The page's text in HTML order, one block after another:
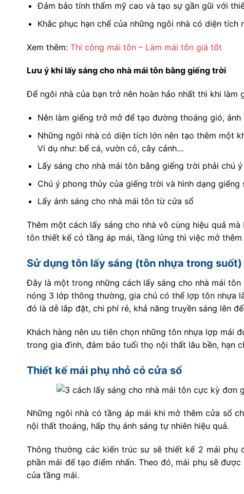
Đảm bảo tính thẩm mỹ cao và tạo sự gần gũi với
Khắc phục hạn chế của những ngôi nhà có diện tích
Xem thêm: Thi công mái tôn – Làm mái tôn giá tốt
Lưu ý khi lấy sáng cho nhà mái tôn bằng giếng trời
Để ngôi nhà của bạn trở nên hoàn hảo nhất thì khi làm
Nên làm giếng trở mở để tạo đường thoáng gió, ánh
Những ngôi nhà có diện tích lớn nên tạo thêm một
Ví dụ như: bể cá, vườn cỏ, cây cảnh…
Lấy sáng cho nhà mái tôn bằng giếng trời phải chú
Chú ý phong thủy của giếng trời và hình dạng giếng
Lấy ánh sáng cho nhà mái tôn từ cửa sổ
Thêm một cách lấy sáng cho nhà vô cùng hiệu quả
tôn thiết kế có tầng áp mái, tầng lửng thì việc mở
Sử dụng tôn lấy sáng (tôn nhựa trong suốt)
Đây là một trong những cách lấy sáng cho nhà mái
nóng 3 lớp thông thường, gia chủ có thể lợp tôn nhựa
đó là dễ lắp đặt, chi phí rẻ, khả năng truyền sáng lên
Khách hàng nên ưu tiên chọn những tôn nhựa lợp mái
trong gia đình, đảm bảo tuổi thọ nội thất lâu bền, hạn
Thiết kế mái phụ nhỏ có cửa sổ
Những ngôi nhà có tầng áp mái khi mở thêm cửa sổ
nội thất thoáng, hấp thụ ánh sáng tự nhiên hiệu quả.
Thông thường các kiến trúc sư sẽ thiết kế 2 mái
phần mái để tạo điểm nhấn. Theo đó, mái phụ sẽ
của tầng mái.